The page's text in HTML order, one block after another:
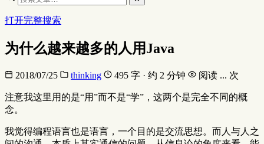
打开完整搜索
为什么越来越多的人用Java
2018/07/25 thinking 495 字 · 约 2 分钟 阅读 ... 次
注意我这里用的是“用”而不是“学”，这两个是完全不同的概
念。
我觉得编程语言也是语言，一个目的是交流思想。而人与人之